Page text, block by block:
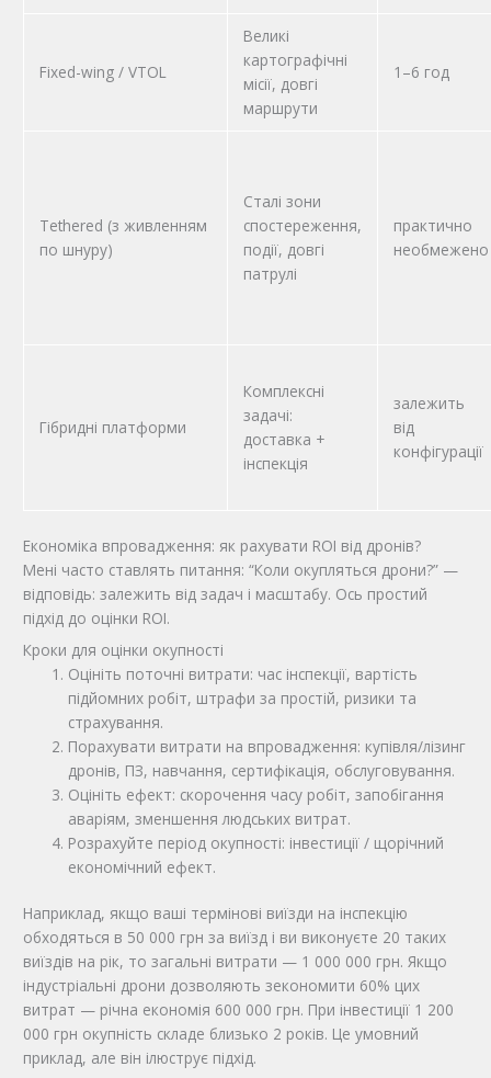
Fixed-wing / VTOL
Великі
картографічні
місії, довгі
маршрути
1–6 год
Tethered (з живленням
по шнуру)
Сталі зони
спостереження,
події, довгі
патрулі
практично
необмежено
Гібридні платформи
Комплексні
задачі:
доставка +
інспекція
залежить
від
конфігурації
Економіка впровадження: як рахувати ROI від дронів?
Мені часто ставлять питання: “Коли окупляться дрони?” —
відповідь: залежить від задач і масштабу. Ось простий
підхід до оцінки ROI.
Кроки для оцінки окупності
Оцініть поточні витрати: час інспекції, вартість
підйомних робіт, штрафи за простій, ризики та
страхування.
Порахувати витрати на впровадження: купівля/лізинг
дронів, ПЗ, навчання, сертифікація, обслуговування.
Оцініть ефект: скорочення часу робіт, запобігання
аваріям, зменшення людських витрат.
Розрахуйте період окупності: інвестиції / щорічний
економічний ефект.
Наприклад, якщо ваші термінові виїзди на інспекцію
обходяться в 50 000 грн за виїзд і ви виконуєте 20 таких
виїздів на рік, то загальні витрати — 1 000 000 грн. Якщо
індустріальні дрони дозволяють зекономити 60% цих
витрат — річна економія 600 000 грн. При інвестиції 1 200
000 грн окупність складе близько 2 років. Це умовний
приклад, але він ілюструє підхід.